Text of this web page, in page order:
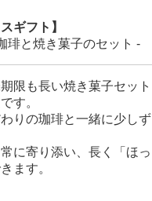
ギフト】
琲と焼き菓子のセット -
限も長い焼き菓子セット
す。
りの珈琲と一緒に少しず
に寄り添い、長く「ほっ
ます。